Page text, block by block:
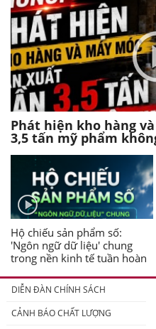
Phát hiện kho hàng
3,5 tấn mỹ phẩm
Hộ chiếu sản phẩm số:
'Ngôn ngữ dữ liệu' chung
trong nền kinh tế tuần hoàn
DIỄN ĐÀN CHÍNH SÁCH
CẢNH BÁO CHẤT LƯỢNG